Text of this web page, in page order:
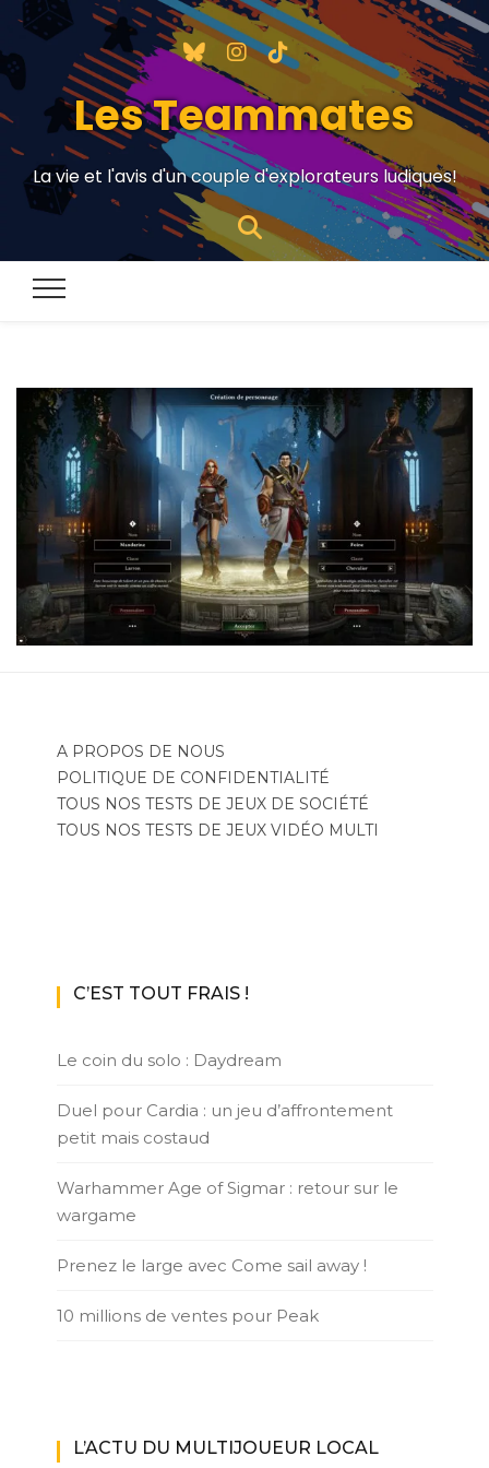
Les Teammates
La vie et l'avis d'un couple d'explorateurs ludiques!
A PROPOS DE NOUS
POLITIQUE DE CONFIDENTIALITÉ
TOUS NOS TESTS DE JEUX DE SOCIÉTÉ
TOUS NOS TESTS DE JEUX VIDÉO MULTI
C’EST TOUT FRAIS !
Le coin du solo : Daydream
Duel pour Cardia : un jeu d’affrontement
petit mais costaud
Warhammer Age of Sigmar : retour sur le
wargame
Prenez le large avec Come sail away !
10 millions de ventes pour Peak
L’ACTU DU MULTIJOUEUR LOCAL